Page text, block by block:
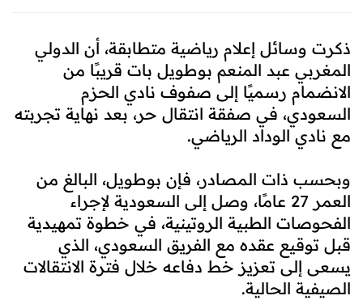
ذكرت وسائل إعلام رياضية متطابقة، أن الدولي
المغربي عبد المنعم بوطويل بات قريبًا من
الانضمام رسميًا إلى صفوف نادي الحزم
السعودي، في صفقة انتقال حر، بعد نهاية تجربته
مع نادي الوداد الرياضي.
وبحسب ذات المصادر، فإن بوطويل، البالغ من
العمر 27 عامًا، وصل إلى السعودية لإجراء
الفحوصات الطبية الروتينية، في خطوة تمهيدية
قبل توقيع عقده مع الفريق السعودي، الذي
يسعى إلى تعزيز خط دفاعه خلال فترة الانتقالات
الصيفية الحالية.